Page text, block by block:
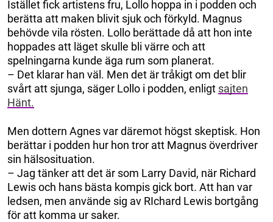
Istället fick artistens fru, Lollo hoppa in i podden och
berätta att maken blivit sjuk och förkyld. Magnus
behövde vila rösten. Lollo berättade då att hon inte
hoppades att läget skulle bli värre och att
spelningarna kunde äga rum som planerat.
– Det klarar han väl. Men det är tråkigt om det blir
svårt att sjunga, säger Lollo i podden, enligt sajten
Hänt.
Men dottern Agnes var däremot högst skeptisk. Hon
berättar i podden hur hon tror att Magnus överdriver
sin hälsosituation.
– Jag tänker att det är som Larry David, när Richard
Lewis och hans bästa kompis gick bort. Att han var
ledsen, men använde sig av RIchard Lewis bortgång
för att komma ur saker.